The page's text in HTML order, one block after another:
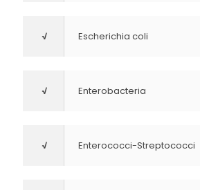
√ Escherichia coli
√ Enterobacteria
√ Enterococci-Streptococci